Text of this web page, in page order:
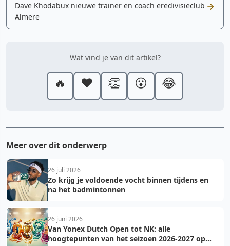
Dave Khodabux nieuwe trainer en coach eredivisieclub
Almere
Wat vind je van dit artikel?
🔥 ❤️ 👏 😮 😂
Meer over dit onderwerp
26 juli 2026
Zo krijg je voldoende vocht binnen tijdens en
na het badmintonnen
26 juni 2026
Van Yonex Dutch Open tot NK: alle
hoogtepunten van het seizoen 2026-2027 op